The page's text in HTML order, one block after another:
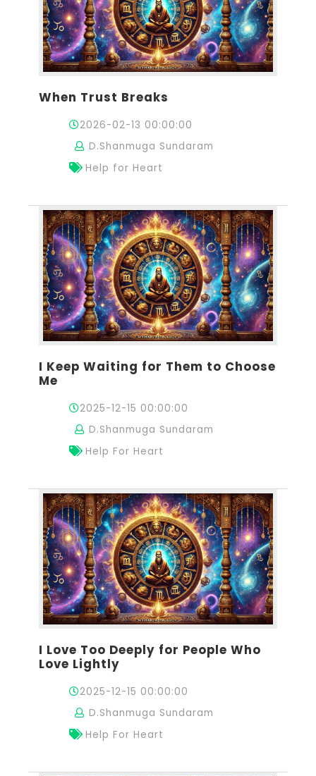
When Trust Breaks
2026-02-13 00:00:00
D.Shanmuga Sundaram
Help for Heart
I Keep Waiting for Them to Choose
Me
2025-12-15 00:00:00
D.Shanmuga Sundaram
Help For Heart
I Love Too Deeply for People Who
Love Lightly
2025-12-15 00:00:00
D.Shanmuga Sundaram
Help For Heart